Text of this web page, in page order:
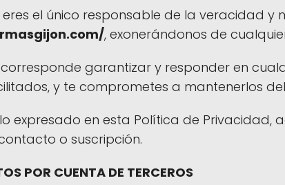
eres el único responsable de la veracidad
, exonerándonos de
corresponde garantizar y responder en
y te comprometes a mantenerlos
expresado en esta Política de
o suscripción.
POR CUENTA DE TERCEROS